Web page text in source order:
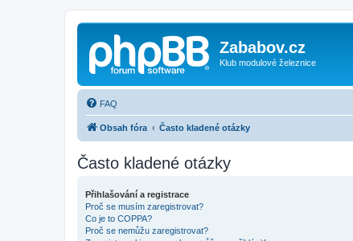
Zababov.cz
Klub modulové železnice
FAQ
Obsah fóra Často kladené otázky
Často kladené otázky
Přihlašování a registrace
Proč se musím zaregistrovat?
Co je to COPPA?
Proč se nemůžu zaregistrovat?